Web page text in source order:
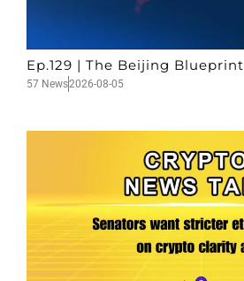
Ep.129 | The Beijing Blueprint
57 News2026-08-05